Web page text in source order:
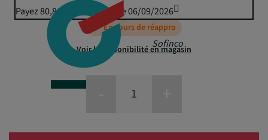
Sofinco
Payez 80,86 € puis 79,50 € le 06/09/2026
En cours de réappro
Voir la disponibilité en magasin